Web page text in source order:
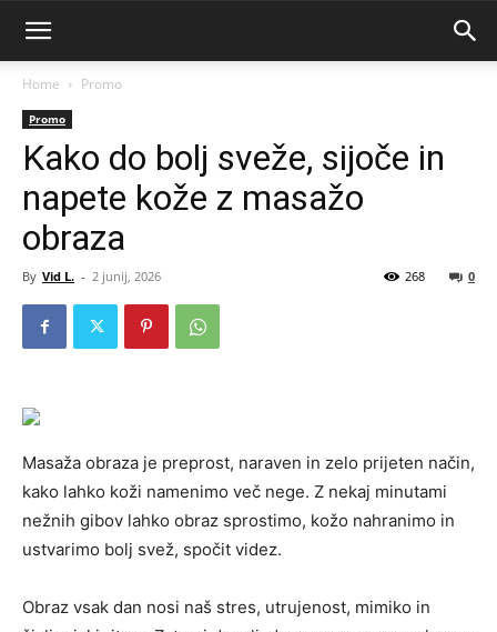
Home Promo
Promo
Kako do bolj sveže, sijoče in
napete kože z masažo
obraza
By Vid L. - 2 junij, 2026 0
268
Masaža obraza je preprost, naraven in zelo prijeten način,
kako lahko koži namenimo več nege. Z nekaj minutami
nežnih gibov lahko obraz sprostimo, kožo nahranimo in
ustvarimo bolj svež, spočit videz.
Obraz vsak dan nosi naš stres, utrujenost, mimiko in